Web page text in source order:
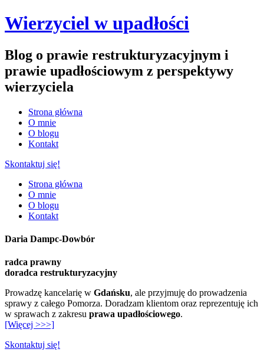
Wierzyciel w upadłości
Blog o prawie restrukturyzacyjnym i
prawie upadłościowym z perspektywy
wierzyciela
Strona główna
O mnie
O blogu
Kontakt
Skontaktuj się!
Strona główna
O mnie
O blogu
Kontakt
Daria Dampc-Dowbór
radca prawny
doradca restrukturyzacyjny
Prowadzę kancelarię w Gdańsku, ale przyjmuję do prowadzenia
sprawy z całego Pomorza. Doradzam klientom oraz reprezentuję ich
w sprawach z zakresu prawa upadłościowego.
[Więcej >>>]
Skontaktuj się!